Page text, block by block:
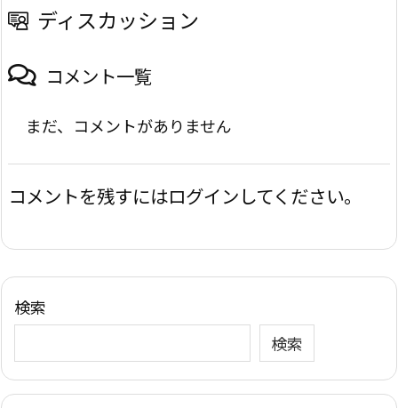
ディスカッション
コメント一覧
まだ、コメントがありません
コメントを残すにはログインしてください。
検索
検索